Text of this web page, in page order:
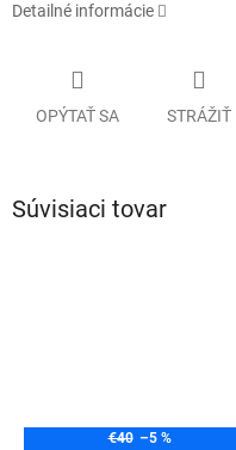
Detailné informácie
OPÝTAŤ SA STRÁŽIŤ
Súvisiaci tovar
€40 –5 %